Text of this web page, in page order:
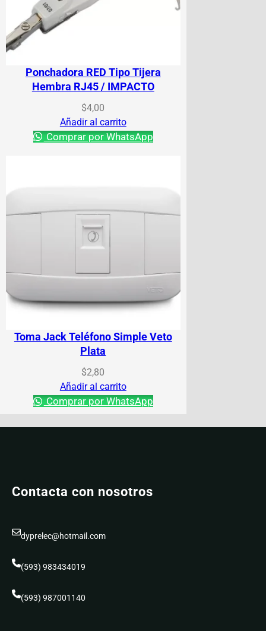
Ponchadora RED Tipo Tijera
Hembra RJ45 / IMPACTO
$4,00
Añadir al carrito
Comprar por WhatsApp
Toma Jack Teléfono Simple Veto
Plata
$2,80
Añadir al carrito
Comprar por WhatsApp
Contacta con nosotros
dyprelec@hotmail.com
(593) 983434019
(593) 987001140